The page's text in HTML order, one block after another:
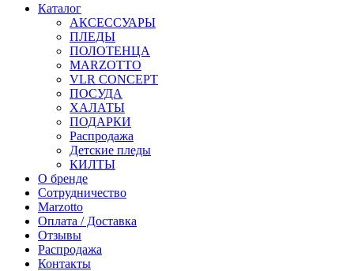
Каталог
АКСЕССУАРЫ
ПЛЕДЫ
ПОЛОТЕНЦА
MARZOTTO
VLR CONCEPT
ПОСУДА
ХАЛАТЫ
ПОДАРКИ
Распродажа
Детские пледы
КИЛТЫ
О бренде
Сотрудничество
Marzotto
Оплата / Доставка
Отзывы
Распродажа
Контакты